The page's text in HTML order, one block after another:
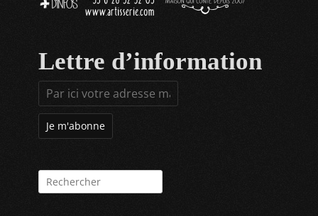
Lettre d’information
Rechercher :